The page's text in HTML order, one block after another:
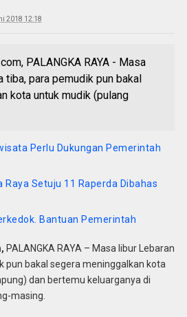
2018 12:18
PALANGKA RAYA - Masa
tiba, para pemudik pun bakal
kota untuk mudik (pulang
Perlu Dukungan Pemerintah
Raya Setuju 11 Raperda Dibahas
Bantuan Pemerintah
PALANGKA RAYA – Masa libur Lebaran
pun bakal segera meninggalkan kota
dan bertemu keluarganya di
masing.